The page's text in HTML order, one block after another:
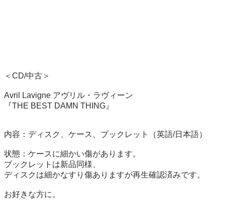
＜CD/中古＞
Avril Lavigne アヴリル・ラヴィーン
『THE BEST DAMN THING』
内容：ディスク、ケース、ブックレット（英語/日本語）
状態：ケースに細かい傷があります。
ブックレットは新品同様、
ディスクは細かなすり傷ありますが再生確認済みです。
お好きな方に。